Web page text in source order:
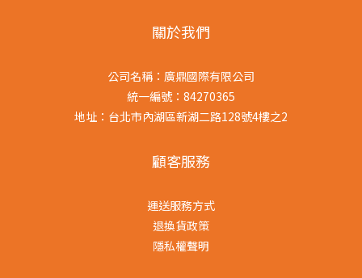
關於我們
公司名稱：廣鼎國際有限公司
統一編號：84270365
地址：台北市內湖區新湖二路128號4樓之2
顧客服務
運送服務方式
退換貨政策
隱私權聲明